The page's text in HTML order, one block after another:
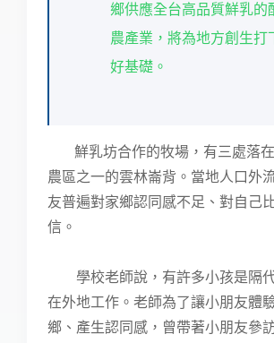
鄉供應全台高品質鮮乳的
農產業，將為地方創生打
好基礎。
鮮乳坊合作的牧場，有三處落
農區之一的雲林崙背。當地人口外
友普遍對家鄉認同感不足、對自己
信。
學校老師說，有許多小孩是隔
在外地工作。老師為了讓小朋友體
鄉、產生認同感，曾帶著小朋友參